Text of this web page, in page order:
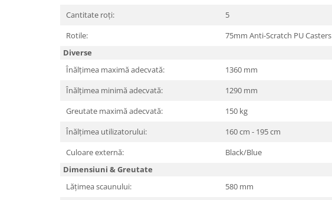
Servere & Componente
Retelistica & Supraveghere
Multifunctionale
Imprimante 3D
TV, Multimedia & Electronice
Cantitate roți:
5
Rotile:
75mm Anti-Scratch PU Casters
Diverse
Înălțimea maximă adecvată:
1360 mm
Înălțimea minimă adecvată:
1290 mm
Greutate maximă adecvată:
150 kg
Înălțimea utilizatorului:
160 cm - 195 cm
Culoare externă:
Black/Blue
Dimensiuni & Greutate
Lățimea scaunului:
580 mm